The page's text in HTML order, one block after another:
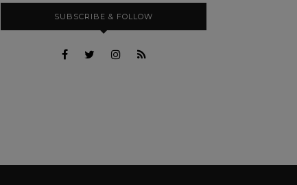
SUBSCRIBE & FOLLOW